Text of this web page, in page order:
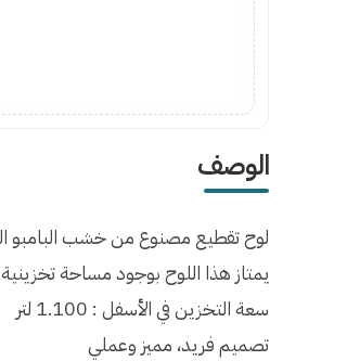
الوصف
لوح تقطيع مصنوع من خشب البامبو
يمتاز هذا اللوح بوجود مساحة
سعة التخزين في الأسفل : 1.100 لتر
تصميم فريد، مميز وعملي